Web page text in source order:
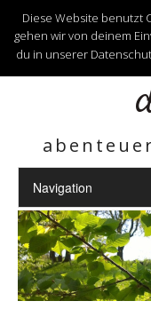
Diese Website benutzt
gehen wir von deinem
du in unserer